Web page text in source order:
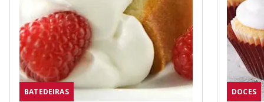
BATEDEIRAS DOCES